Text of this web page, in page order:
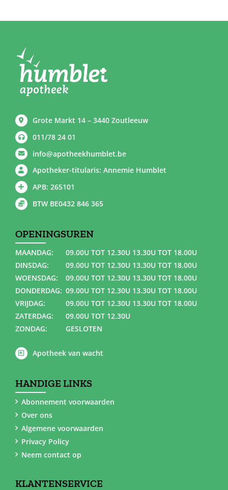
Grote Markt 14 – 3440 Zoutleeuw
011/78 24 01
info@apotheekhumblet.be
Apotheker-titularis: Annemie Humblet
APB: 265101
BTW BE0432 846 365
OPENINGSUREN
MAANDAG:
09.00U TOT 12.30U 13.30U TOT 18.00U
DINSDAG:
09.00U TOT 12.30U 13.30U TOT 18.00U
WOENSDAG:
09.00U TOT 12.30U 13.30U TOT 18.00U
DONDERDAG: 09.00U TOT 12.30U 13.30U TOT 18.00U
VRIJDAG:
09.00U TOT 12.30U 13.30U TOT 18.00U
ZATERDAG:
09.00U TOT 12.30U
ZONDAG:
GESLOTEN
Apotheek van wacht
HANDIGE LINKS
Abonnement voorwaarden
Over ons
Algemene voorwaarden
Privacy Policy
Neem contact op
KLANTENSERVICE